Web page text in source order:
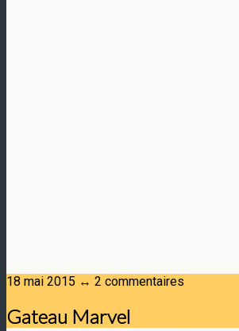
18 mai 2015 ↔ 2 commentaires
Gateau Marvel